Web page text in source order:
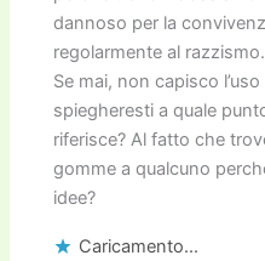
dannoso per la
regolarmente al razzismo.
Se mai, non capisco
spiegheresti a quale
riferisce? Al fatto che
gomme a qualcuno
idee?
Caricamento...